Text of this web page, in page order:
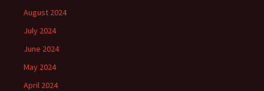
August 2024
July 2024
June 2024
May 2024
April 2024